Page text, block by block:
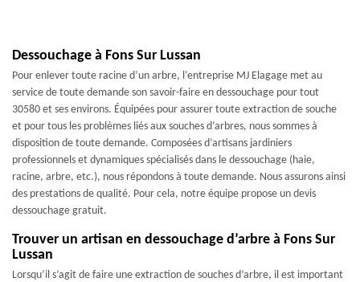
Dessouchage à Fons Sur Lussan
Pour enlever toute racine d’un arbre, l’entreprise MJ Elagage met au
service de toute demande son savoir-faire en dessouchage pour tout
30580 et ses environs. Équipées pour assurer toute extraction de souche
et pour tous les problèmes liés aux souches d’arbres, nous sommes à
disposition de toute demande. Composées d’artisans jardiniers
professionnels et dynamiques spécialisés dans le dessouchage (haie,
racine, arbre, etc.), nous répondons à toute demande. Nous assurons ainsi
des prestations de qualité. Pour cela, notre équipe propose un devis
dessouchage gratuit.
Trouver un artisan en dessouchage d’arbre à Fons Sur
Lussan
Lorsqu’il s’agit de faire une extraction de souches d’arbre, il est important